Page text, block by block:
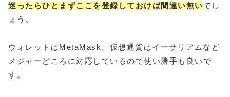
迷ったらひとまずここを登録しておけば間違い無いでし
ょう。
ウォレットはMetaMask、仮想通貨はイーサリアムなど
メジャーどころに対応しているので使い勝手も良いで
す。